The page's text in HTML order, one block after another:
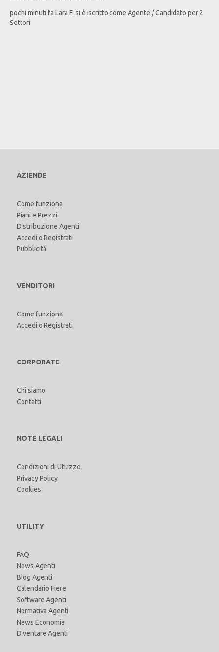
pochi minuti fa Lara F. si è iscritto come Agente / Candidato per 2
Settori
AZIENDE
Come funziona
Piani e Prezzi
Distribuzione Agenti
Accedi o Registrati
Pubblicità
VENDITORI
Come funziona
Accedi o Registrati
CORPORATE
Chi siamo
Contatti
NOTE LEGALI
Condizioni di Utilizzo
Privacy Policy
Cookies
UTILITY
FAQ
News Agenti
Blog Agenti
Calendario Fiere
Software Agenti
Normativa Agenti
News Economia
Diventare Agenti